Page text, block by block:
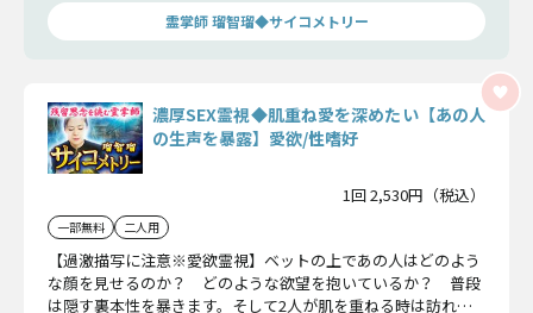
霊掌師 瑠智瑠◆サイコメトリー
濃厚SEX霊視◆肌重ね愛を深めたい【あの人
の生声を暴露】愛欲/性嗜好
1回 2,530円（税込）
一部無料 二人用
【過激描写に注意※愛欲霊視】ベットの上であの人はどのよう
な顔を見せるのか？ どのような欲望を抱いているか？ 普段
は隠す裏本性を暴きます。そして2人が肌を重ねる時は訪れる